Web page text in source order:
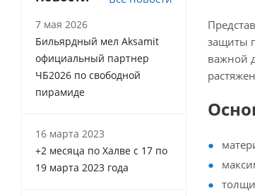
защиты
важной
7 мая 2026
Бильярдный мел Aksamit
официальный партнер
ЧБ2026 по свободной
пирамиде
16 марта 2023
+2 месяца по Халве с 17 по
19 марта 2023 года